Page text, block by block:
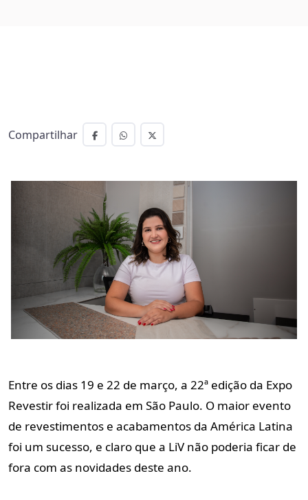
Compartilhar
Entre os dias 19 e 22 de março, a 22ª edição da Expo
Revestir foi realizada em São Paulo. O maior evento
de revestimentos e acabamentos da América Latina
foi um sucesso, e claro que a LiV não poderia ficar de
fora com as novidades deste ano.